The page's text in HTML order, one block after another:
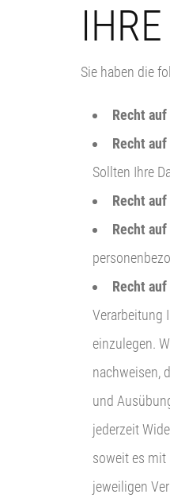
Sie haben die
Recht
Recht
Sollten Ihre
Recht
Recht
Recht
Verarbeitung
einzulegen.
nachweisen,
und
jederzeit
soweit es mit
jeweiligen